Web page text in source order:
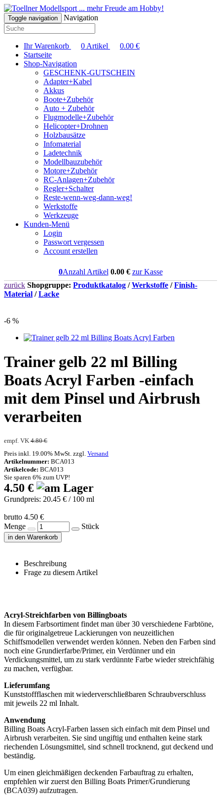
... mehr Freude am Hobby!
Toggle navigation Navigation
Ihr Warenkorb 0 Artikel 0.00 €
Startseite
Shop-Navigation
GESCHENK-GUTSCHEIN
Adapter+Kabel
Akkus
Boote+Zubehör
Auto + Zubehör
Flugmodelle+Zubehör
Helicopter+Drohnen
Holzbausätze
Infomaterial
Ladetechnik
Modellbauzubehör
Motore+Zubehör
RC-Anlagen+Zubehör
Regler+Schalter
Reste-wenn-weg-dann-weg!
Werkstoffe
Werkzeuge
Kunden-Menü
Login
Passwort vergessen
Account erstellen
0Anzahl Artikel 0.00€ zur Kasse
zurück Shopgruppe: Produktkatalog /Werkstoffe /Finish-
Material /Lacke
-6 %
Trainer gelb 22 ml Billing
Boats Acryl Farben -einfach
mit dem Pinsel und Airbrush
verarbeiten
empf. VK 4.80 €
Preis inkl. 19.00% MwSt. zzgl. Versand
Artikelnummer: BCA013
Artikelcode: BCA013
Sie sparen 6% zum UVP!
4.50 €
Grundpreis: 20.45 € / 100 ml
brutto 4.50 €
Menge
Stück
in den Warenkorb
Beschreibung
Frage zu diesem Artikel
Acryl-Streichfarben von Billingboats
In diesem Farbsortiment findet man über 30 verschiedene Farbtöne,
die für originalgetreue Lackierungen von neuzeitlichen
Schiffsmodellen verwendet werden können. Neben den Farben sind
noch eine Grundierfarbe/Primer, ein Verdünner und ein
Verdickungsmittel, um zu stark verdünnte Farbe wieder streichfähig
zu machen, verfügbar.
Lieferumfang
Kunststoffflaschen mit wiederverschließbaren Schraubverschluss
mit jeweils 22 ml Inhalt.
Anwendung
Billing Boats Acryl-Farben lassen sich einfach mit dem Pinsel und
Airbrush verarbeiten. Sie sind ungiftig und enthalten keine stark
riechenden Lösungsmittel, sind schnell trocknend, gut deckend und
beständig.
Um einen gleichmäßigen deckenden Farbauftrag zu erhalten,
empfehlen wir zuerst den Billing Boats Primer/Grundierung
(BCA039) aufzutragen.